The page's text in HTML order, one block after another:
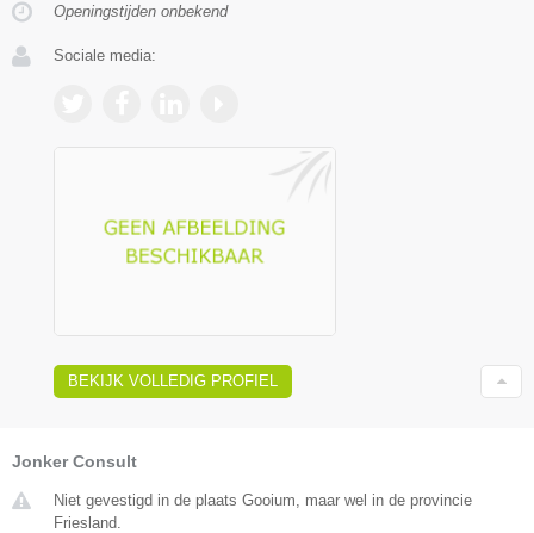
Openingstijden onbekend
Sociale media:
BEKIJK VOLLEDIG PROFIEL
Jonker Consult
Niet gevestigd in de plaats Gooium, maar wel in de provincie
Friesland.